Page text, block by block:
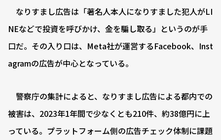
なりすまし広告は「著名人本人になりすました犯人がLI
NEなどで投資を呼びかけ、金を騙し取る」というのが手
口だ。その入り口は、Meta社が運営するFacebook、Inst
agramの広告が中心となっている。
警察庁の集計によると、なりすまし広告による都内での
被害は、2023年1年間で少なくとも210件、約38億円に上
っている。プラットフォーム側の広告チェック体制に課題